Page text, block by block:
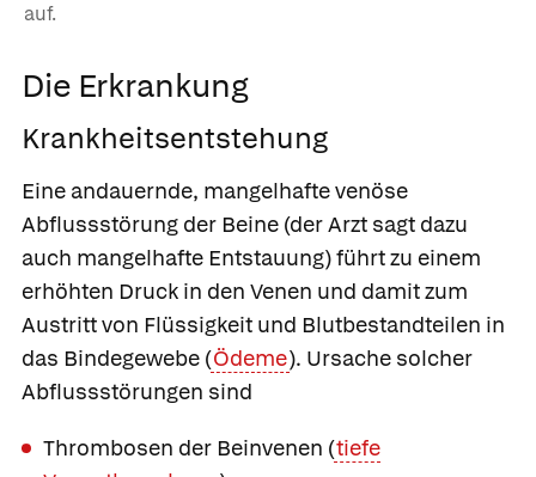
auf.
Die Erkrankung
Krankheitsentstehung
Eine andauernde, mangelhafte venöse
Abflussstörung der Beine (der Arzt sagt dazu
auch mangelhafte Entstauung) führt zu einem
erhöhten Druck in den Venen und damit zum
Austritt von Flüssigkeit und Blutbestandteilen in
das Bindegewebe (Ödeme). Ursache solcher
Abflussstörungen sind
Thrombosen der Beinvenen (tiefe